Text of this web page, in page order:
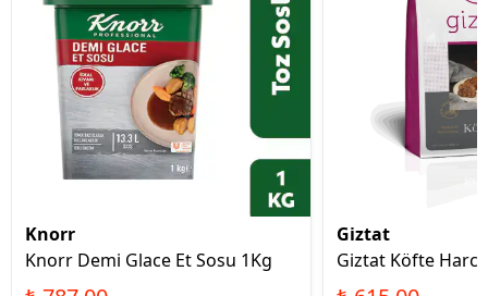
Knorr
Knorr Demi Glace Et Sosu 1Kg
Giztat
Giztat Köfte